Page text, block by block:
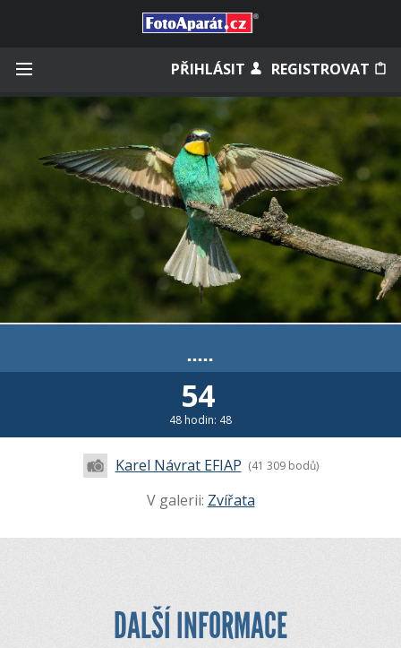
PŘIHLÁSIT REGISTROVAT
Zapamatovat
Zapomněli jste heslo?
Měli jste účet na starém webu?
.....
54
48 hodin: 48
Karel Návrat EFIAP (41 309 bodů)
V galerii: Zvířata
DALŠÍ INFORMACE